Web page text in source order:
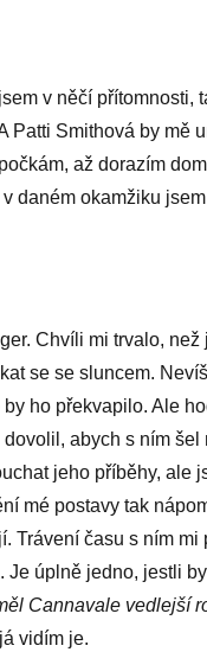
v něčí přítomnosti,
Patti Smithová by mě
až dorazím
daném okamžiku
Chvíli mi trvalo,
se se sluncem.
ho překvapilo. Ale
abych s ním šel
jeho příběhy, ale
mé postavy tak
Trávení času s ním
Je úplně jedno, jestli
Cannavale vedlejší
vidím je.